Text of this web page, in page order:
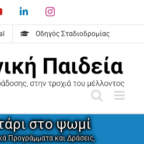
YouTubeLinkedInInstagram
Οδηγός Σταδιοδρομίας
στο ψωμί
Προγράμματα και Δράσεις